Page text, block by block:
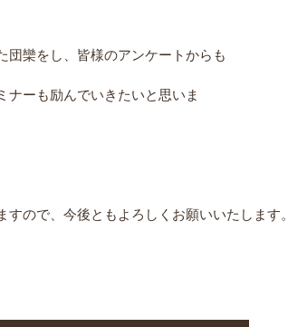
団欒をし、皆様のアンケートからも
ナーも励んでいきたいと思いま
ので、今後ともよろしくお願いいたします。